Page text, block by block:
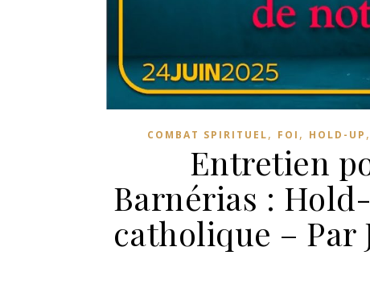
COMBAT SPIRITUEL, FOI , HOLD-UP ,
Entretien
Barnérias :
catholique –